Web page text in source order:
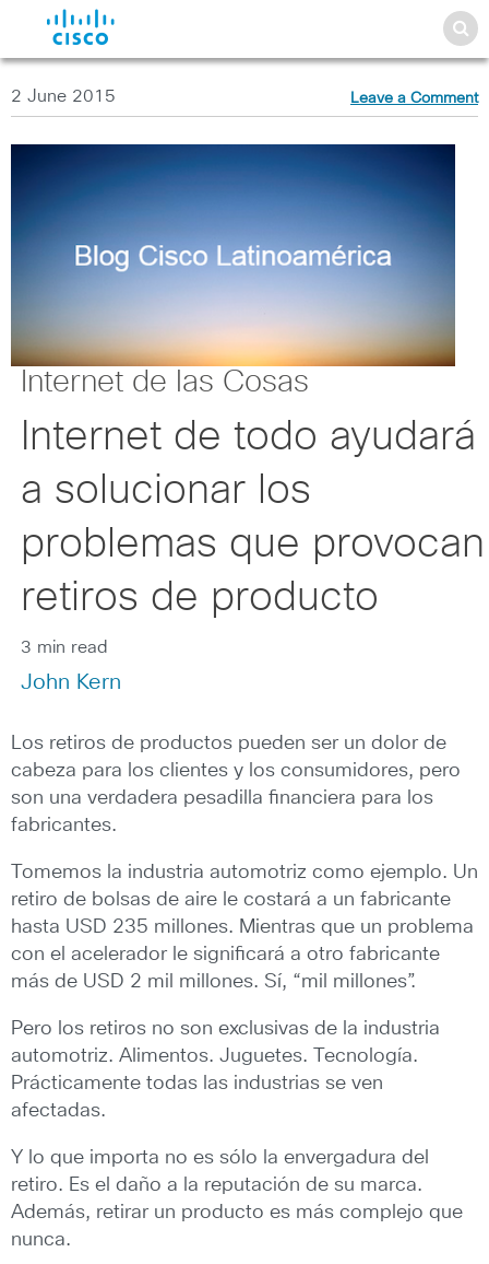
2 June 2015 Leave a Comment
Internet de las Cosas
Internet de todo ayudará
a solucionar los
problemas que provocan
retiros de producto
3 min read
John Kern
Los retiros de productos pueden ser un dolor de
cabeza para los clientes y los consumidores, pero
son una verdadera pesadilla financiera para los
fabricantes.
Tomemos la industria automotriz como ejemplo. Un
retiro de bolsas de aire le costará a un fabricante
hasta USD 235 millones. Mientras que un problema
con el acelerador le significará a otro fabricante
más de USD 2 mil millones. Sí, “mil millones”.
Pero los retiros no son exclusivas de la industria
automotriz. Alimentos. Juguetes. Tecnología.
Prácticamente todas las industrias se ven
afectadas.
Y lo que importa no es sólo la envergadura del
retiro. Es el daño a la reputación de su marca.
Además, retirar un producto es más complejo que
nunca.